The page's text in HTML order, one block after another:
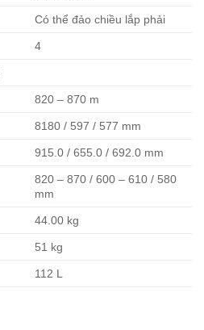
Có thể đảo chiều lắp phải
4
820 – 870 m
8180 / 597 / 577 mm
915.0 / 655.0 / 692.0 mm
820 – 870 / 600 – 610 / 580
mm
44.00 kg
51 kg
112 L